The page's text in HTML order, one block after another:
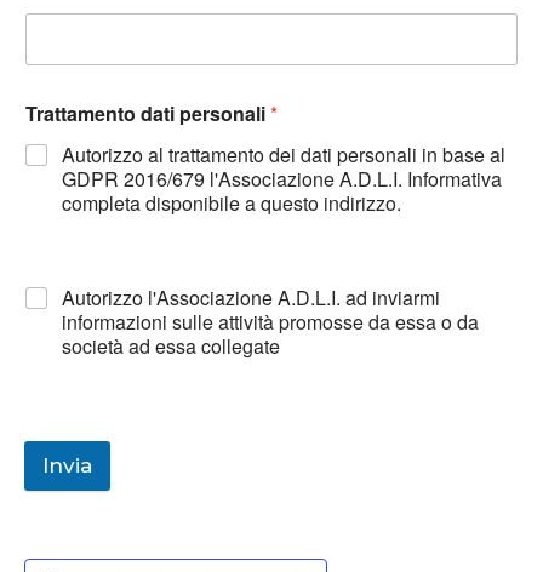
Trattamento dati personali*
Autorizzo al trattamento dei dati personali in base al
GDPR 2016/679 l'Associazione A.D.L.I. Informativa
completa disponibile a questo indirizzo.
Autorizzo l'Associazione A.D.L.I. ad inviarmi
informazioni sulle attività promosse da essa o da
società ad essa collegate
Invia